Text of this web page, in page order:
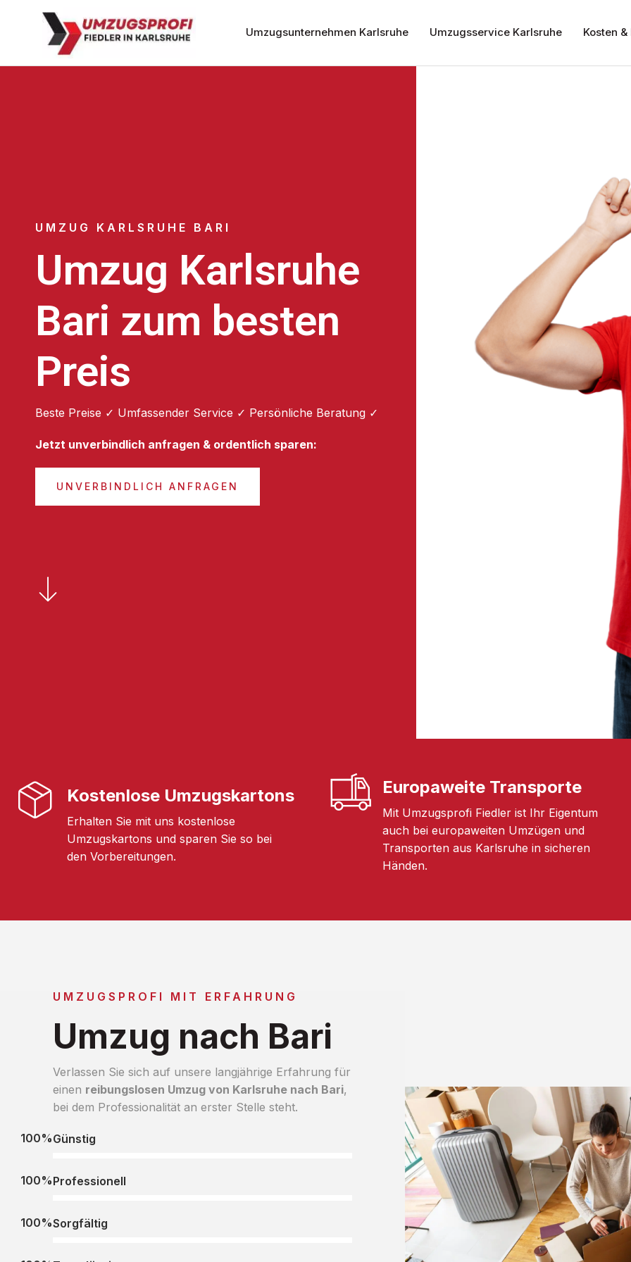
Umzugsunternehmen Karlsruhe Umzugsservice Karlsruhe Kosten &
UMZUG KARLSRUHE BARI
Umzug Karlsruhe
Bari zum besten
Preis
Beste Preise ✓ Umfassender Service ✓ Persönliche Beratung ✓
Jetzt unverbindlich anfragen & ordentlich sparen:
UNVERBINDLICH ANFRAGEN
Kostenlose Umzugskartons
Erhalten Sie mit uns kostenlose
Umzugskartons und sparen Sie so bei
den Vorbereitungen.
Europaweite Transporte
Mit Umzugsprofi Fiedler ist Ihr Eigentum
auch bei europaweiten Umzügen und
Transporten aus Karlsruhe in sicheren
Händen.
UMZUGSPROFI MIT ERFAHRUNG
Umzug nach Bari
Verlassen Sie sich auf unsere langjährige Erfahrung für
einen reibungslosen Umzug von Karlsruhe nach Bari,
bei dem Professionalität an erster Stelle steht.
Günstig
100%
Professionell
100%
Sorgfältig
100%